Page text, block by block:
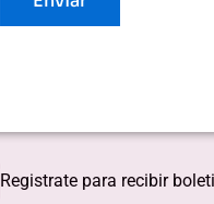
Registrate para recibir